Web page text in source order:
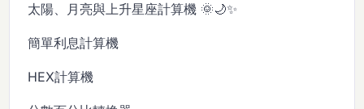
太陽、月亮與上升星座計算機 🌞🌙✨
簡單利息計算機
HEX計算機